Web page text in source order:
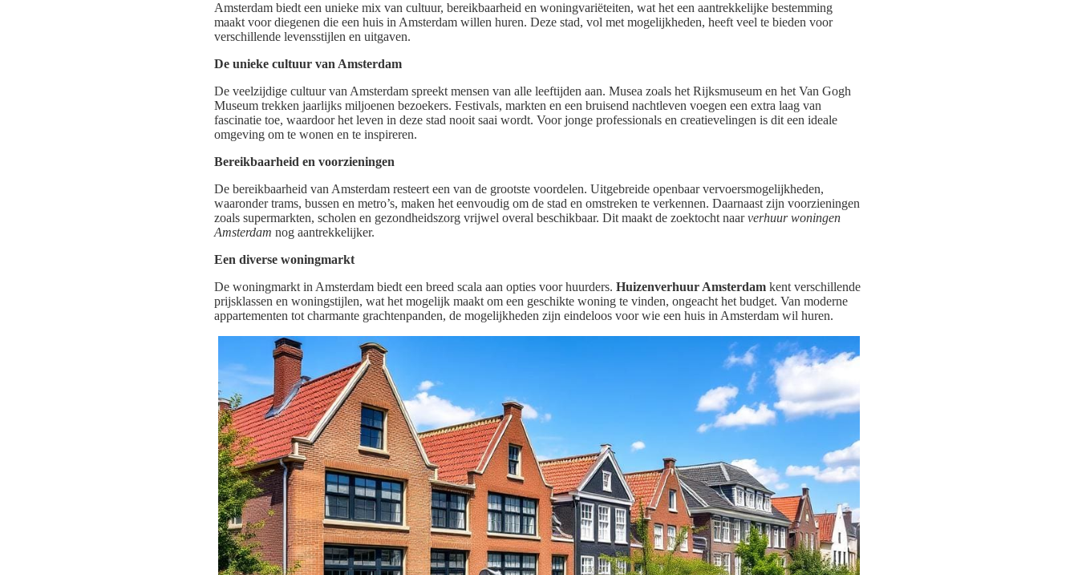
Amsterdam biedt een unieke mix van cultuur, bereikbaarheid en woningvariëteiten, wat het een aantrekkelijke bestemming
maakt voor diegenen die een huis in Amsterdam willen huren. Deze stad, vol met mogelijkheden, heeft veel te bieden voor
verschillende levensstijlen en uitgaven.
De unieke cultuur van Amsterdam
De veelzijdige cultuur van Amsterdam spreekt mensen van alle leeftijden aan. Musea zoals het Rijksmuseum en het Van Gogh
Museum trekken jaarlijks miljoenen bezoekers. Festivals, markten en een bruisend nachtleven voegen een extra laag van
fascinatie toe, waardoor het leven in deze stad nooit saai wordt. Voor jonge professionals en creatievelingen is dit een ideale
omgeving om te wonen en te inspireren.
Bereikbaarheid en voorzieningen
De bereikbaarheid van Amsterdam resteert een van de grootste voordelen. Uitgebreide openbaar vervoersmogelijkheden,
waaronder trams, bussen en metro’s, maken het eenvoudig om de stad en omstreken te verkennen. Daarnaast zijn voorzieningen
zoals supermarkten, scholen en gezondheidszorg vrijwel overal beschikbaar. Dit maakt de zoektocht naarverhuur woningen
Amsterdam nog aantrekkelijker.
Een diverse woningmarkt
De woningmarkt in Amsterdam biedt een breed scala aan opties voor huurders. Huizenverhuur Amsterdam kent verschillende
prijsklassen en woningstijlen, wat het mogelijk maakt om een geschikte woning te vinden, ongeacht het budget. Van moderne
appartementen tot charmante grachtenpanden, de mogelijkheden zijn eindeloos voor wie een huis in Amsterdam wil huren.